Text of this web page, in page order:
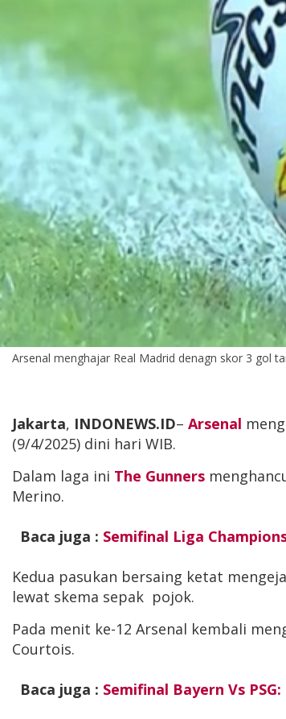
Arsenal menghajar Real Madrid denagn skor 3 gol
Jakarta, INDONEWS.ID– Arsenal
(9/4/2025) dini hari WIB.
Dalam laga ini The Gunners
Merino.
Baca juga : Semifinal Liga
Kedua pasukan bersaing ketat
lewat skema sepak pojok.
Pada menit ke-12 Arsenal kembali
Courtois.
Baca juga : Semifinal Bayern Vs